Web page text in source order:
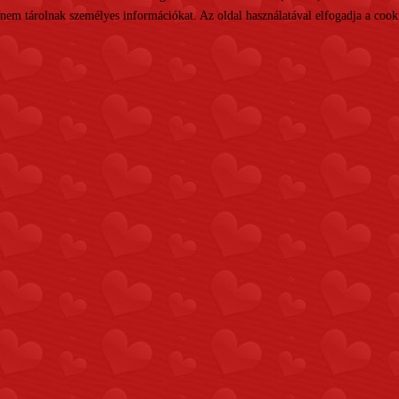
nem tárolnak személyes információkat. Az oldal használatával elfogadja a